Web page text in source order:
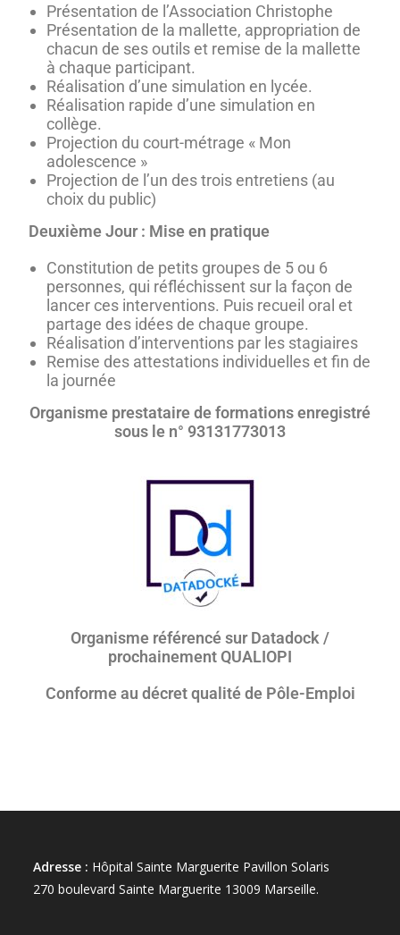
Présentation de l’Association Christophe
Présentation de la mallette, appropriation de
chacun de ses outils et remise de la mallette
à chaque participant.
Réalisation d’une simulation en lycée.
Réalisation rapide d’une simulation en
collège.
Projection du court-métrage « Mon
adolescence »
Projection de l’un des trois entretiens (au
choix du public)
Deuxième Jour : Mise en pratique
Constitution de petits groupes de 5 ou 6
personnes, qui réfléchissent sur la façon de
lancer ces interventions. Puis recueil oral et
partage des idées de chaque groupe.
Réalisation d’interventions par les stagiaires
Remise des attestations individuelles et fin de
la journée
Organisme prestataire de formations enregistré
sous le n° 93131773013
Organisme référencé sur Datadock /
prochainement QUALIOPI
Conforme au décret qualité de Pôle-Emploi
Adresse : Hôpital Sainte Marguerite Pavillon Solaris
270 boulevard Sainte Marguerite 13009 Marseille.